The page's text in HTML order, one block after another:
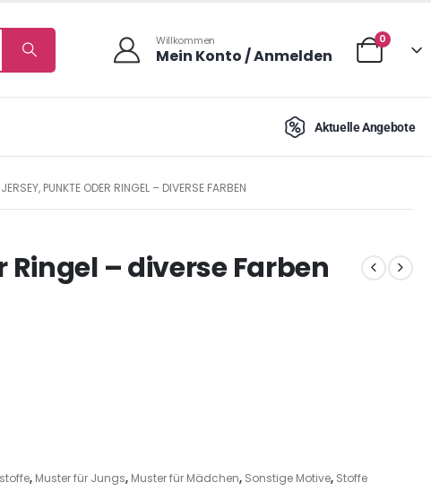
Willkommen
Mein Konto / Anmelden
0
Aktuelle Angebote
JERSEY, PUNKTE ODER RINGEL – DIVERSE FARBEN
– diverse Farben
, Muster für Jungs, Muster für Mädchen, Sonstige Motive, Stoffe